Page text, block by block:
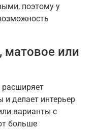
поэтому у
матовое или
расширяет
и делает интерьер
варианты с
больше